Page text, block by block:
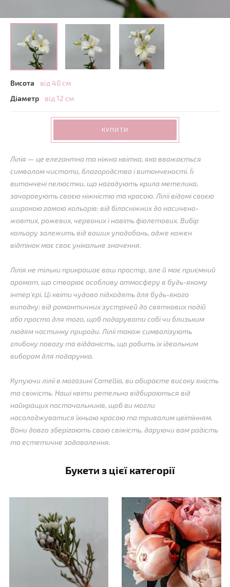
Висота
від 40 см
Діаметр
від 12 см
КУПИТИ
Лілія — це елегантна та ніжна квітка, яка вважається
символом чистоти, благородства і витонченості. Її
витончені пелюстки, що нагадують крила метелика,
зачаровують своєю ніжністю та красою. Лілії відомі своєю
широкою гамою кольорів: від білосніжних до насичено-
жовтих, рожевих, червоних і навіть фіолетових. Вибір
кольору залежить від ваших уподобань, адже кожен
відтінок має своє унікальне значення.
Лілія не тільки прикрашає ваш простір, але й має приємний
аромат, що створює особливу атмосферу в будь-якому
інтер'єрі. Ці квіти чудово підходять для будь-якого
випадку: від романтичних зустрічей до святкових подій
або просто для того, щоб подарувати собі чи близьким
людям частинку природи. Лілії також символізують
глибоку повагу та відданість, що робить їх ідеальним
вибором для подарунка.
Купуючи лілії в магазині Camellia, ви обираєте високу якість
та свіжість. Наші квіти ретельно відбираються від
найкращих постачальників, щоб ви могли
насолоджуватися їхньою красою та тривалим цвітінням.
Вони довго зберігають свою свіжість, даруючи вам радість
та естетичне задоволення.
Букети з цієї категорії